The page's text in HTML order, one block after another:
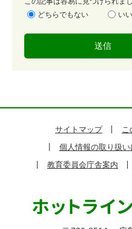
易
どちらでもない
い
サイトマップ
こ
個人情報の取り扱い
教育委員会庁舎案内